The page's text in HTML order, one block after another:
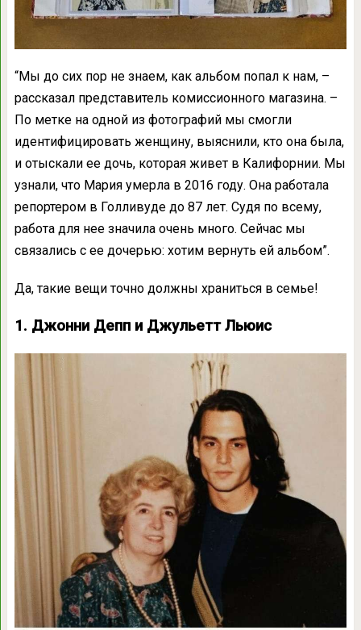
“Мы до сих пор не знаем, как альбом попал к нам, –
рассказал представитель комиссионного магазина. –
По метке на одной из фотографий мы смогли
идентифицировать женщину, выяснили, кто она была,
и отыскали ее дочь, которая живет в Калифорнии. Мы
узнали, что Мария умерла в 2016 году. Она работала
репортером в Голливуде до 87 лет. Судя по всему,
работа для нее значила очень много. Сейчас мы
связались с ее дочерью: хотим вернуть ей альбом”.
Да, такие вещи точно должны храниться в семье!
1. Джонни Депп и Джульетт Льюис